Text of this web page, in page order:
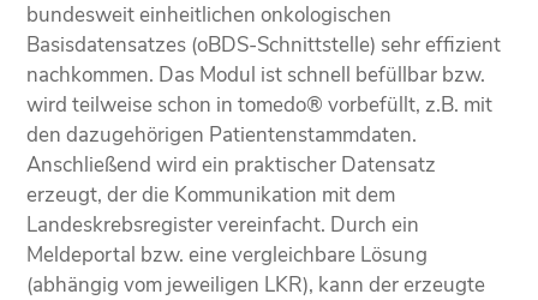
bundesweit einheitlichen onkologischen
Basisdatensatzes (oBDS-Schnittstelle) sehr effizient
nachkommen. Das Modul ist schnell befüllbar bzw.
wird teilweise schon in tomedo® vorbefüllt, z.B. mit
den dazugehörigen Patientenstammdaten.
Anschließend wird ein praktischer Datensatz
erzeugt, der die Kommunikation mit dem
Landeskrebsregister vereinfacht. Durch ein
Meldeportal bzw. eine vergleichbare Lösung
(abhängig vom jeweiligen LKR), kann der erzeugte